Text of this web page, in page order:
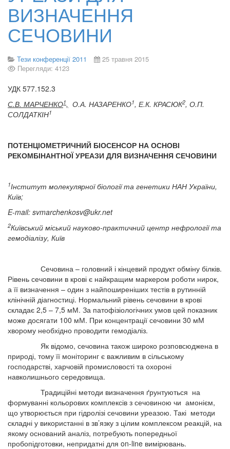
ВИЗНАЧЕННЯ
СЕЧОВИНИ
Тези конференції 2011
25 травня 2015
Перегляди: 4123
УДК 577.152.3
С.В. МАРЧЕНКО1, О.А. НАЗАРЕНКО1, Е.К. КРАСЮК2, О.П.
СОЛДАТКІН1
ПОТЕНЦІОМЕТРИЧНИЙ БІОСЕНСОР НА ОСНОВІ
РЕКОМБІНАНТНОЇ УРЕАЗИ ДЛЯ ВИЗНАЧЕННЯ СЕЧОВИНИ
1Інститут молекулярної біології та генетики НАН України,
Київ;
E-mail: svmarchenkosv@ukr.net
2Київський міський науково-практичний центр нефрології та
гемодіалізу, Київ
Сечовина – головний і кінцевий продукт обміну білків.
Рівень сечовини в крові є найкращим маркером роботи нирок,
а її визначення – один з найпоширеніших тестів в рутинній
клінічній діагностиці. Нормальний рівень сечовини в крові
складає 2,5 – 7,5 мМ. За патофізіологічних умов цей показник
може досягати 100 мМ. При концентрації сечовини 30 мМ
хворому необхідно проводити гемодіаліз.
Як відомо, сечовина також широко розповсюджена в
природі, тому її моніторинг є важливим в сільському
господарстві, харчовій промисловості та охороні
навколишнього середовища.
Традиційні методи визначення ґрунтуються на
формуванні кольорових комплексів з сечовиною чи амонієм,
що утворюється при гідролізі сечовини уреазою. Такі методи
складні у використанні в зв’язку з цілим комплексом реакцій, на
якому оснований аналіз, потребують попередньої
пробопідготовки, непридатні для on-line вимірювань.